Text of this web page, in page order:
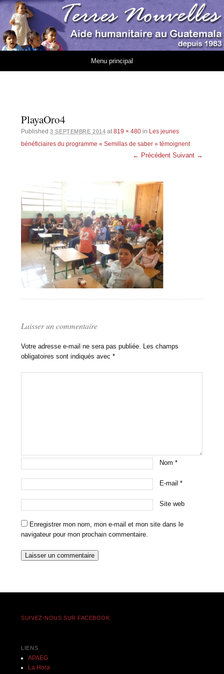
Association Terres
Nouvelles
AIDE HUMANITAIRE AU GUATEMALA DEPUIS 1983
Menu principal
PlayaOro4
Published3 SEPTEMBRE 2014 at819 × 480 in Les jeunes
bénéficiaires du programme « Semillas de saber » témoignent
← Précédent Suivant →
Laisser un commentaire
Votre adresse e-mail ne sera pas publiée. Les champs
obligatoires sont indiqués avec*
Nom*
E-mail*
Site web
Enregistrer mon nom, mon e-mail et mon site dans le
navigateur pour mon prochain commentaire.
SUIVEZ-NOUS SUR FACEBOOK
LIENS
APAEG
La Hora